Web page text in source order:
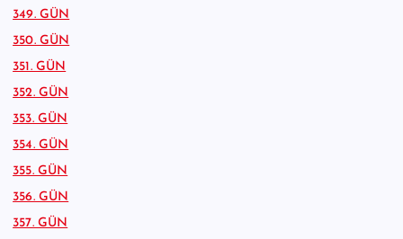
349. GÜN
350. GÜN
351. GÜN
352. GÜN
353. GÜN
354. GÜN
355. GÜN
356. GÜN
357. GÜN